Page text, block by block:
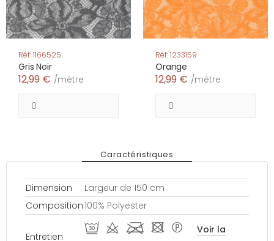
Réf: 1166525
Gris Noir
12,99 € /mètre
Réf: 1233159
Orange
12,99 € /mètre
Caractéristiques
Dimension
Largeur de 150 cm
Composition100% Polyester
Entretien
R d l - *
Voir la